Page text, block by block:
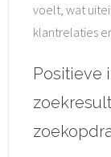
voelt, wat
klantrelaties
Positieve